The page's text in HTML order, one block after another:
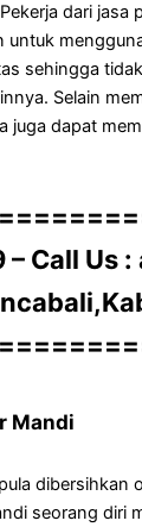
dari jasa
untuk
sehingga
Selain
juga dapat
– Call Us
Mandi
dibersihkan
seorang diri